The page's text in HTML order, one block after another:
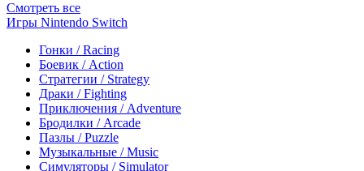
Смотреть все
Игры Nintendo Switch
Гонки / Racing
Боевик / Action
Стратегии / Strategy
Драки / Fighting
Приключения / Adventure
Бродилки / Arcade
Пазлы / Puzzle
Музыкальные / Music
Симуляторы / Simulator